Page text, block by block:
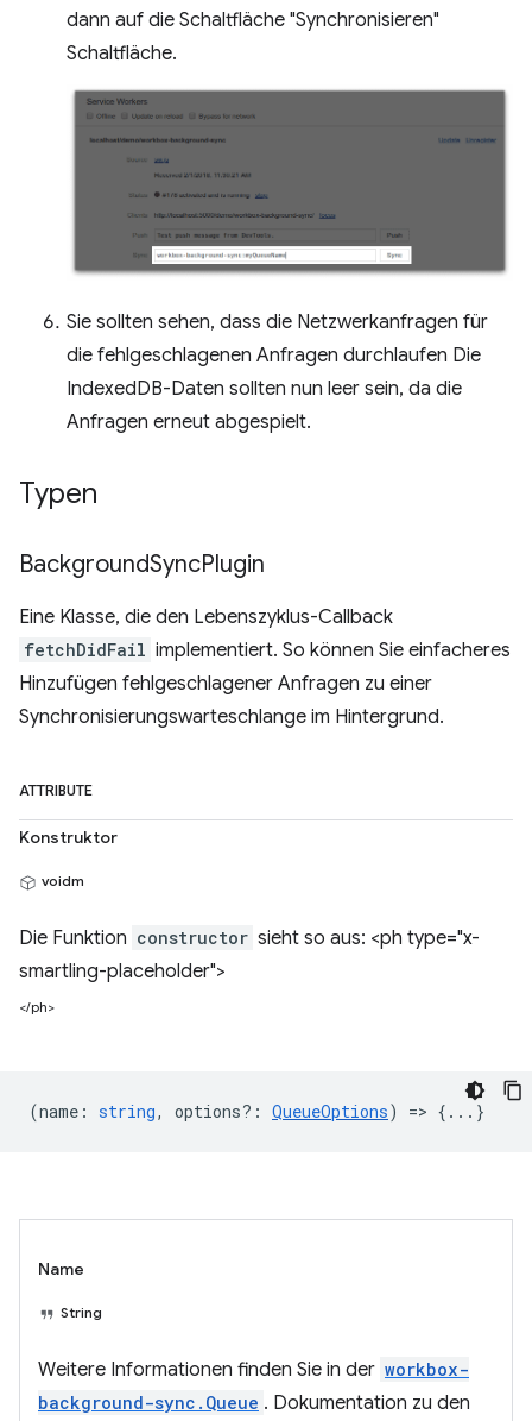
dann auf die Schaltfläche "Synchronisieren"
Schaltfläche.
Sie sollten sehen, dass die Netzwerkanfragen für
die fehlgeschlagenen Anfragen durchlaufen Die
IndexedDB-Daten sollten nun leer sein, da die
Anfragen erneut abgespielt.
Typen
BackgroundSyncPlugin
Eine Klasse, die den Lebenszyklus-Callback
fetchDidFail implementiert. So können Sie einfacheres
Hinzufügen fehlgeschlagener Anfragen zu einer
Synchronisierungswarteschlange im Hintergrund.
ATTRIBUTE
Konstruktor
voidm
Die Funktion constructor sieht so aus: <ph type="x-
smartling-placeholder">
</ph>
(name : string, options? : QueueOptions) => {...}
Name
String
Weitere Informationen finden Sie in der workbox-
background-sync.Queue . Dokumentation zu den